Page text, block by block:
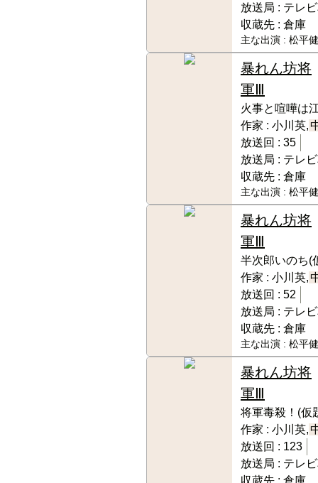
放送局 : テレ
収蔵先 : 倉庫
主な出演 : 松平
暴れん坊将
軍Ⅲ
火事と喧嘩は
作家 : 小川英,
放送回 : 35
放送局 : テレ
収蔵先 : 倉庫
主な出演 : 松平
暴れん坊将
軍Ⅲ
半次郎いのち(
作家 : 小川英,
放送回 : 52
放送局 : テレ
収蔵先 : 倉庫
主な出演 : 松平
暴れん坊将
軍Ⅲ
将軍毒殺！(仮
作家 : 小川英,
放送回 : 123
放送局 : テレ
収蔵先 : 倉庫